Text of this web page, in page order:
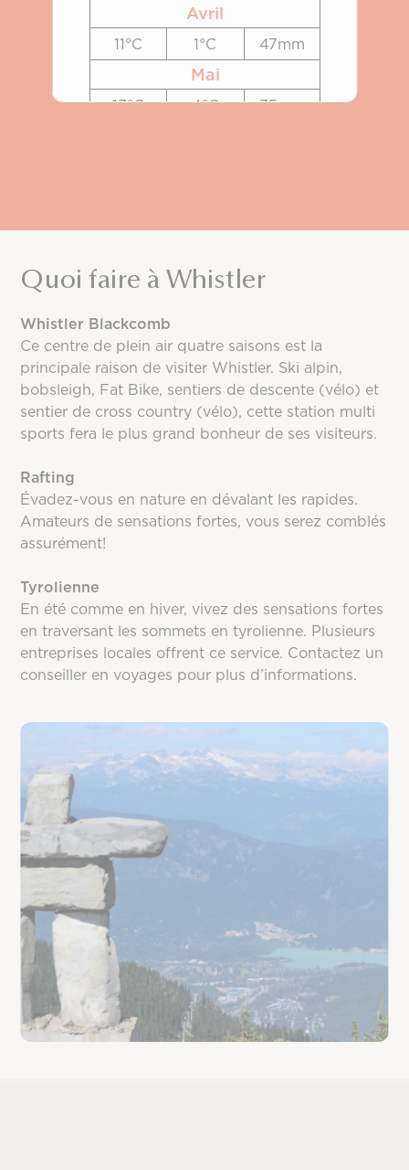
Avril
11°C 1°C 47mm
Mai
17°C 4°C 35mm
26°C 9°C 14mm
25°C 9°C 43mm
Septembre
21°C 6°C 70mm
Octobre
12°C 2°C 114mm
Novembre
Décembre
Quoi faire à Whistler
Whistler Blackcomb
Ce centre de plein air quatre saisons est la
principale raison de visiter Whistler. Ski alpin,
bobsleigh, Fat Bike, sentiers de descente (vélo) et
sentier de cross country (vélo), cette station multi
sports fera le plus grand bonheur de ses visiteurs.
Rafting
Évadez-vous en nature en dévalant les rapides.
Amateurs de sensations fortes, vous serez comblés
assurément!
Tyrolienne
En été comme en hiver, vivez des sensations fortes
en traversant les sommets en tyrolienne. Plusieurs
entreprises locales offrent ce service. Contactez un
conseiller en voyages pour plus d’informations.